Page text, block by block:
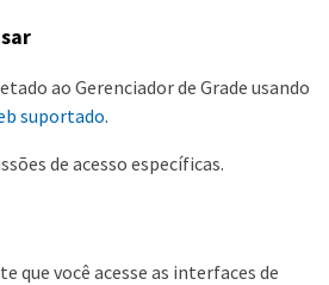
ao Gerenciador de Grade usando
suportado.
de acesso específicas.
que você acesse as interfaces de